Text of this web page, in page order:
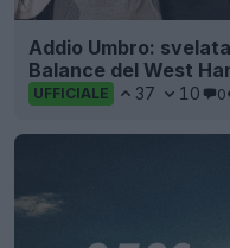
Addio Umbro:
Balance del West
UFFICIALE 37 10 0